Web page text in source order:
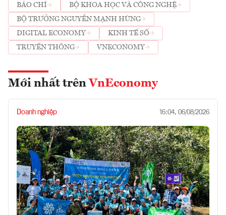
BÁO CHÍ
BỘ KHOA HỌC VÀ CÔNG NGHỆ
BỘ TRƯỞNG NGUYỄN MẠNH HÙNG
DIGITAL ECONOMY
KINH TẾ SỐ
TRUYỀN THÔNG
VNECONOMY
Mới nhất trên VnEconomy
Doanh nghiệp 16:04, 06/08/2026